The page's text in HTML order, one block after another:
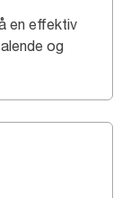
en effektiv
og